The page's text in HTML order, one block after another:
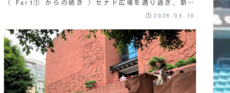
（ Part① からの続き ）セナド広場を通り過ぎ、新馬
2026.03.19